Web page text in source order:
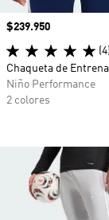
Precio
$239.950
(4)
Chaqueta de
Niño Performance
2 colores